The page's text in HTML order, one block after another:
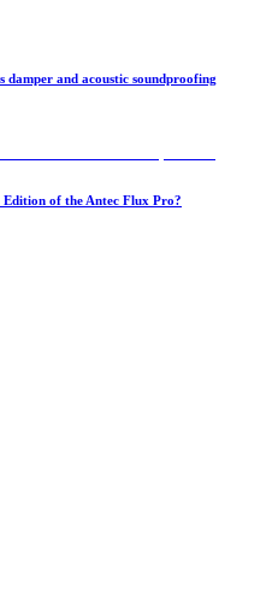
damper and acoustic soundproofing
of the Antec Flux Pro?